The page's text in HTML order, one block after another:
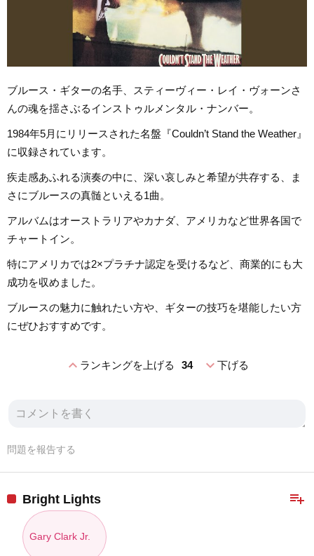
ブルース・ギターの名手、スティーヴィー・レイ・ヴォーンさ
んの魂を揺さぶるインストゥルメンタル・ナンバー。
1984年5月にリリースされた名盤『Couldn’t Stand the Weather』
に収録されています。
疾走感あふれる演奏の中に、深い哀しみと希望が共存する、ま
さにブルースの真髄といえる1曲。
アルバムはオーストラリアやカナダ、アメリカなど世界各国で
チャートイン。
特にアメリカでは2×プラチナ認定を受けるなど、商業的にも大
成功を収めました。
ブルースの魅力に触れたい方や、ギターの技巧を堪能したい方
にぜひおすすめです。
expand_lessランキングを上げる 34 expand_more下げる
問題を報告する
playlist_add
Bright Lights
Gary Clark Jr.